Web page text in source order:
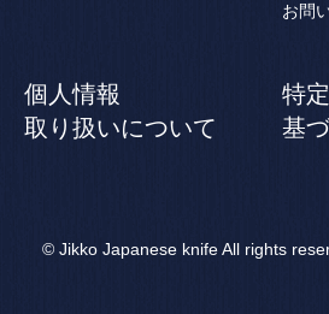
お問
個人情報
取り扱いについて
特
基
© Jikko Japanese knife All rights